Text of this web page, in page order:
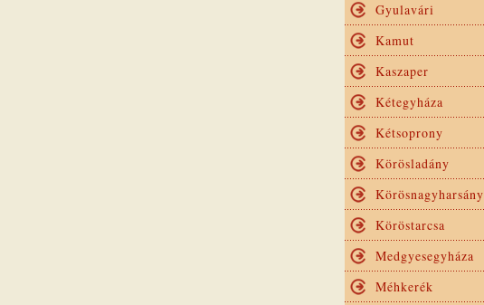
Gyulavári
Kamut
Kaszaper
Kétegyháza
Kétsoprony
Körösladány
Körösnagyharsány
Köröstarcsa
Medgyesegyháza
Méhkerék